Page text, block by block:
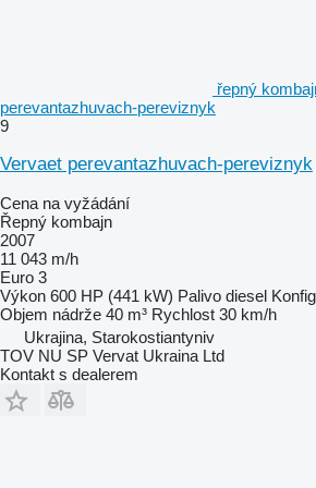
řepný
perevantazhuvach-pereviznyk
9
Vervaet perevantazhuvach-pereviznyk
Cena na vyžádání
Řepný kombajn
2007
11 043 m/h
Euro 3
Výkon 600 HP (441 kW) Palivo diesel
Objem nádrže 40 m³ Rychlost 30 km/h
Ukrajina, Starokostiantyniv
TOV NU SP Vervat Ukraina Ltd
Kontakt s dealerem